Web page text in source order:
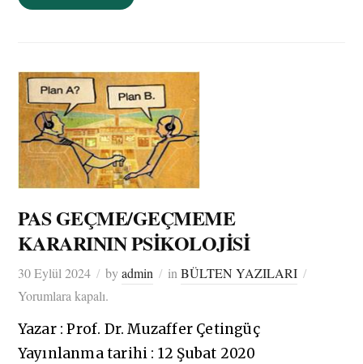
PAS GEÇME/GEÇMEME
KARARININ PSİKOLOJİSİ
30 Eylül 2024 byadmin inBÜLTEN YAZILARI
Yorumlara kapalı.
Yazar : Prof. Dr. Muzaffer Çetingüç
Yayınlanma tarihi : 12 Şubat 2020